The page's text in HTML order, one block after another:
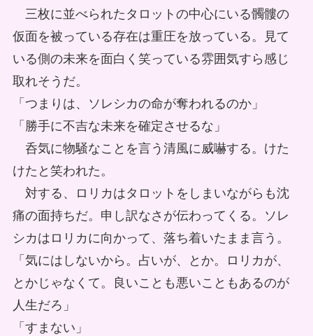
三枚に並べられたタロットの中心にいる髑髏の
仮面を被っている存在は重圧を放っている。見て
いる側の未来を面白く笑っている雰囲気すら感じ
取れそうだ。
「つまりは、ソレシカの命が奪われるのか」
「勝手に不吉な未来を確定させるな」
呑気に物騒なことを言う清風に威嚇する。けた
けたと笑われた。
対する、ロリカはタロットをしまいながらも沈
痛の面持ちだ。申し訳なさが伝わってくる。ソレ
シカはロリカに向かって、落ち着いたまま言う。
「気にはしないから。占いが、とか。ロリカが、
とかじゃなくて。良いことも悪いこともあるのが
人生だろ」
「すまない」